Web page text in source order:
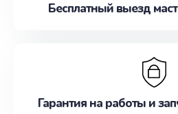
Бесплатный выезд
Гарантия на работы и